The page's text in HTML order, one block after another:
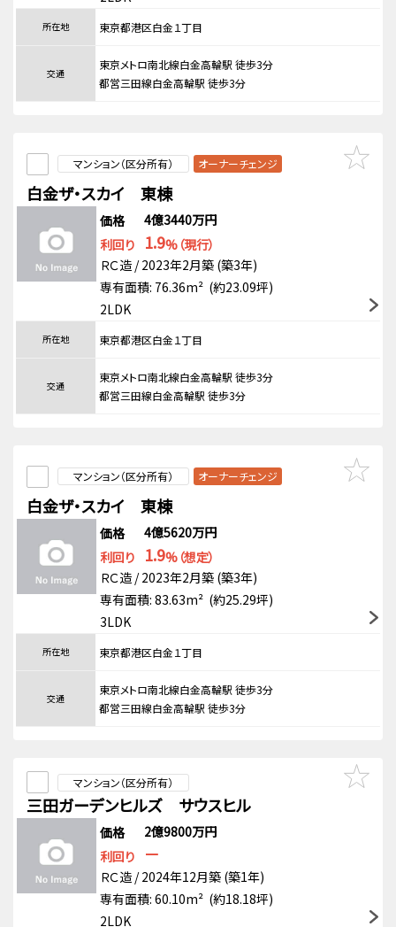
所在地 東京都港区白金１丁目
交通
東京メトロ南北線白金高輪駅 徒歩3分
都営三田線白金高輪駅 徒歩3分
マンション（区分所有） オーナーチェンジ
白金ザ・スカイ 東棟
価格
4億3440万円
利回り
1.9%（現行）
ＲＣ造 / 2023年2月築 (築3年)
専有面積: 76.36m² (約23.09坪)
2LDK
所在地 東京都港区白金１丁目
交通
東京メトロ南北線白金高輪駅 徒歩3分
都営三田線白金高輪駅 徒歩3分
マンション（区分所有） オーナーチェンジ
白金ザ・スカイ 東棟
価格
4億5620万円
利回り
1.9%（想定）
ＲＣ造 / 2023年2月築 (築3年)
専有面積: 83.63m² (約25.29坪)
3LDK
所在地 東京都港区白金１丁目
交通
東京メトロ南北線白金高輪駅 徒歩3分
都営三田線白金高輪駅 徒歩3分
マンション（区分所有）
三田ガーデンヒルズ サウスヒル
価格
2億9800万円
利回り
－
ＲＣ造 / 2024年12月築 (築1年)
専有面積: 60.10m² (約18.18坪)
2LDK